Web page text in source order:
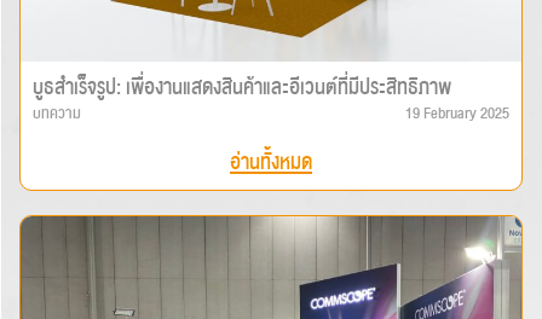
บูธสำเร็จรูป: เพื่องานแสดงสินค้าและอีเวนต์ที่มีประสิทธิภาพ
บทความ 19 February 2025
อ่านทั้งหมด